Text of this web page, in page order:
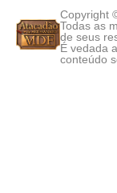
Copyright
Todas as
de seus
É vedada
conteúdo